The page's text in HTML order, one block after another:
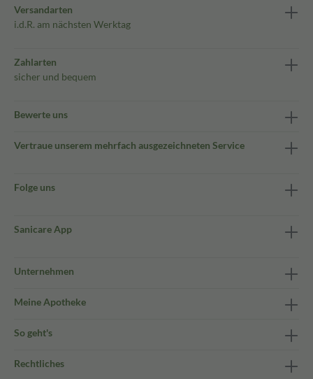
Versandarten
i.d.R. am nächsten Werktag
Zahlarten
sicher und bequem
Bewerte uns
Vertraue unserem mehrfach ausgezeichneten Service
Folge uns
Sanicare App
Unternehmen
Meine Apotheke
So geht's
Rechtliches